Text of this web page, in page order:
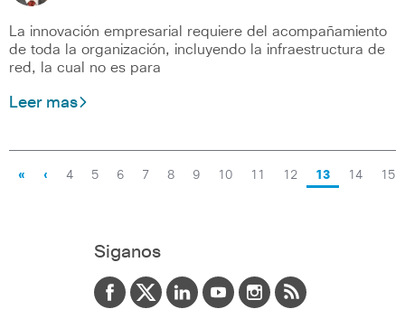
La innovación empresarial requiere del acompañamiento
de toda la organización, incluyendo la infraestructura de
red, la cual no es para
Leer mas
« ‹ 4 5 6 7 8 9 10 11 12 13 14 15
Siganos